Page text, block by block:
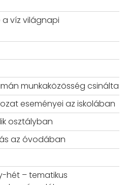
a víz világnapi
munkaközösség csinálta
eseményei az iskolában
osztályban
az óvodában
hét – tematikus